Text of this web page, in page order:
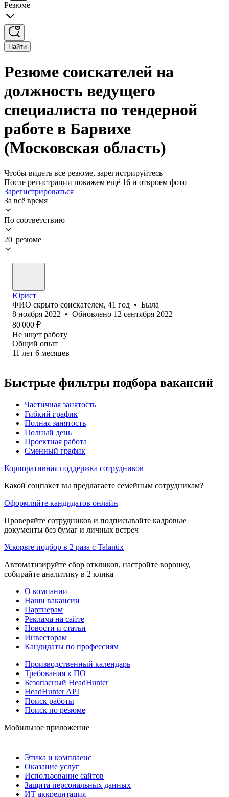
Резюме
Найти
Резюме соискателей на
должность ведущего
специалиста по тендерной
работе в Барвихе
(Московская область)
Чтобы видеть все резюме, зарегистрируйтесь
После регистрации покажем ещё 16 и откроем фото
Зарегистрироваться
За всё время
По соответствию
20 резюме
Юрист
ФИО скрыто соискателем, 41 год • Была
8 ноября 2022 • Обновлено 12 сентября 2022
80 000 ₽
Не ищет работу
Общий опыт
11 лет 6 месяцев
Быстрые фильтры подбора вакансий
Частичная занятость
Гибкий график
Полная занятость
Полный день
Проектная работа
Сменный график
Корпоративная поддержка сотрудников
Какой соцпакет вы предлагаете семейным сотрудникам?
Оформляйте кандидатов онлайн
Проверяйте сотрудников и подписывайте кадровые
документы без бумаг и личных встреч
Ускорьте подбор в 2 раза с Talantix
Автоматизируйте сбор откликов, настройте воронку,
собирайте аналитику в 2 клика
О компании
Наши вакансии
Партнерам
Реклама на сайте
Новости и статьи
Инвесторам
Кандидаты по профессиям
Производственный календарь
Требования к ПО
Безопасный HeadHunter
HeadHunter API
Поиск работы
Поиск по резюме
Мобильное приложение
Этика и комплаенс
Оказание услуг
Использование сайтов
Защита персональных данных
ИТ аккредитация